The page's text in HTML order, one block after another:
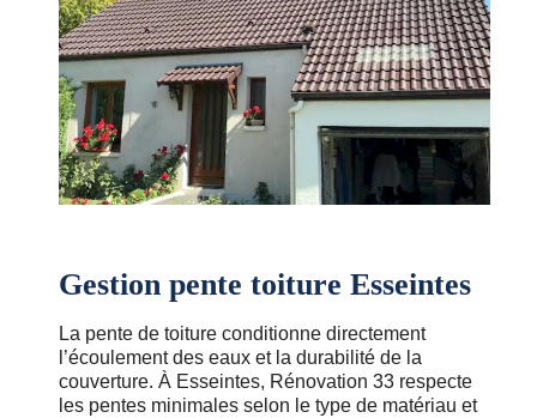
Gestion pente toiture Esseintes
La pente de toiture conditionne directement
l’écoulement des eaux et la durabilité de la
couverture. À Esseintes, Rénovation 33 respecte
les pentes minimales selon le type de matériau et